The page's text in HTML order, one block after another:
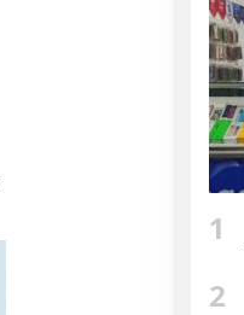
1
2